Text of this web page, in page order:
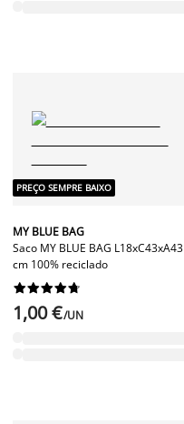
PREÇO SEMPRE BAIXO
MY BLUE BAG
Saco MY BLUE BAG L18xC43xA43
cm 100% reciclado






1,00 €/UN